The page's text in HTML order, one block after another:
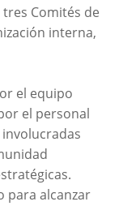
Comités de
interna,
el equipo
el personal
para alcanzar